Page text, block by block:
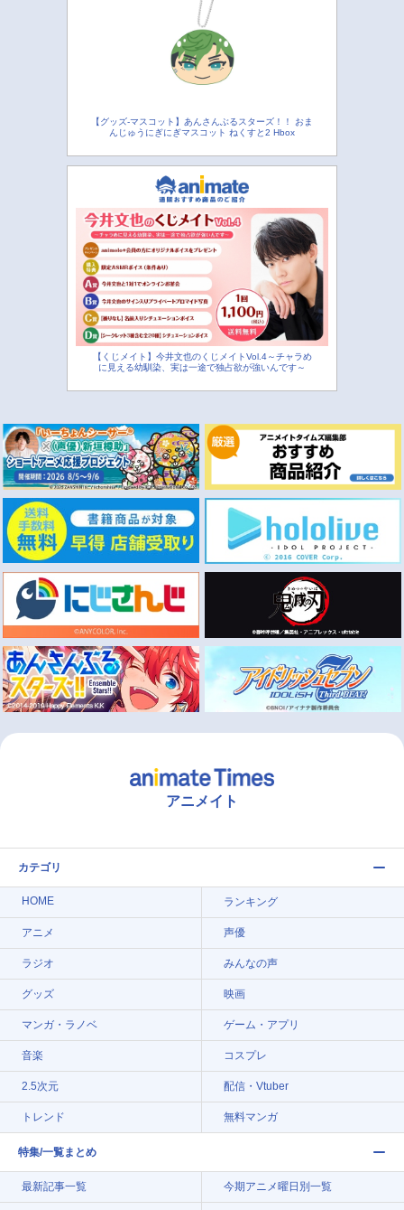
【グッズ-マスコット】あんさんぶるスターズ！！ おま
んじゅうにぎにぎマスコット ねくすと2 Hbox
【くじメイト】今井文也のくじメイトVol.4～チャラめ
に見える幼馴染、実は一途で独占欲が強いんです～
アニメイト
カテゴリ
HOME ランキング
アニメ 声優
ラジオ みんなの声
グッズ 映画
マンガ・ラノベ ゲーム・アプリ
音楽 コスプレ
2.5次元 配信・Vtuber
トレンド 無料マンガ
特集/一覧まとめ
最新記事一覧 今期アニメ曜日別一覧